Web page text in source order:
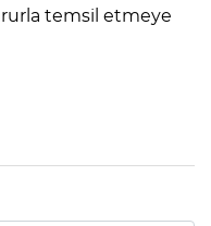
temsil etmeye